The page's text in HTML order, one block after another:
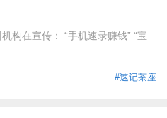
构在宣传： “手机速录赚钱” “宝
#速记茶座